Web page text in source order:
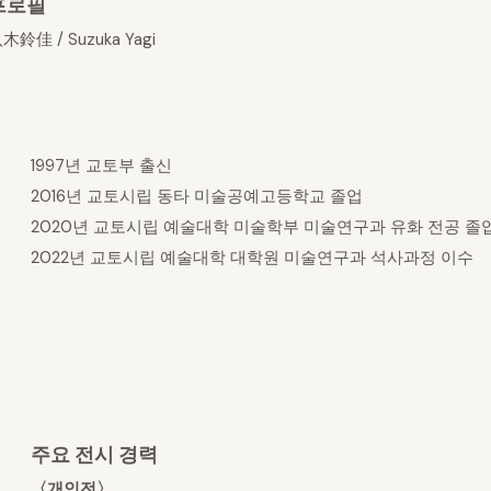
로필
鈴佳 / Suzuka Yagi
1997년 교토부 출신
2016년 교토시립 동타 미술공예고등학교 졸업
2020년 교토시립 예술대학 미술학부 미술연구과 유화 전공 졸
2022년 교토시립 예술대학 대학원 미술연구과 석사과정 이수
주요 전시 경력